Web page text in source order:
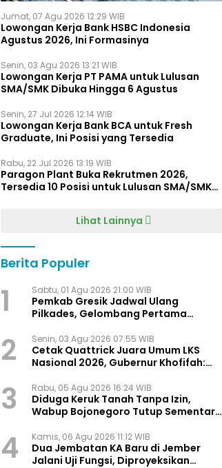
Jumat, 07 Agu 2026 12:29 WIB
Lowongan Kerja Bank HSBC Indonesia
Agustus 2026, Ini Formasinya
Senin, 03 Agu 2026 13:21 WIB
Lowongan Kerja PT PAMA untuk Lulusan
SMA/SMK Dibuka Hingga 6 Agustus
Senin, 27 Jul 2026 12:14 WIB
Lowongan Kerja Bank BCA untuk Fresh
Graduate, Ini Posisi yang Tersedia
Rabu, 22 Jul 2026 13:19 WIB
Paragon Plant Buka Rekrutmen 2026,
Tersedia 10 Posisi untuk Lulusan SMA/SMK
Lihat Lainnya
Berita Populer
1 Sabtu, 01 Agu 2026 21:00 WIB
Pemkab Gresik Jadwal Ulang
Pilkades, Gelombang Pertama
2 Senin, 03 Agu 2026 07:55 WIB
Cetak Quattrick Juara Umum LKS
Nasional 2026, Gubernur Khofifah:
Indonesia
3 Rabu, 05 Agu 2026 16:24 WIB
Diduga Keruk Tanah Tanpa Izin,
Wabup Bojonegoro Tutup Sementara
4 Kamis, 06 Agu 2026 11:12 WIB
Dua Jembatan KA Baru di Jember
Jalani Uji Fungsi, Diproyeksikan